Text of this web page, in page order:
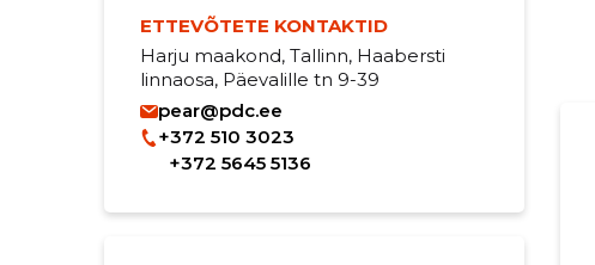
ETTEVÕTETE KONTAKTID
Harju maakond, Tallinn, Haabersti
linnaosa, Päevalille tn 9-39
pear@pdc.ee
+372 510 3023
+372 5645 5136